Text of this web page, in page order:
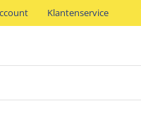
Klantenservice